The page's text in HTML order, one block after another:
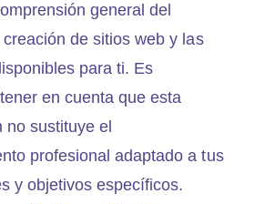
general del
de sitios web y las
para ti. Es
en cuenta que esta
no sustituye el
profesional adaptado a tus
y objetivos específicos.